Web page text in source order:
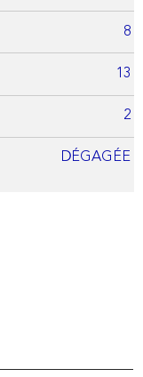
8
13
2
DÉGAGÉE